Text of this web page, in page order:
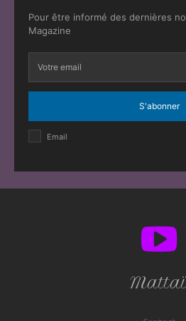
Pour être informé des dernières
Magazine
S'abonner
Email